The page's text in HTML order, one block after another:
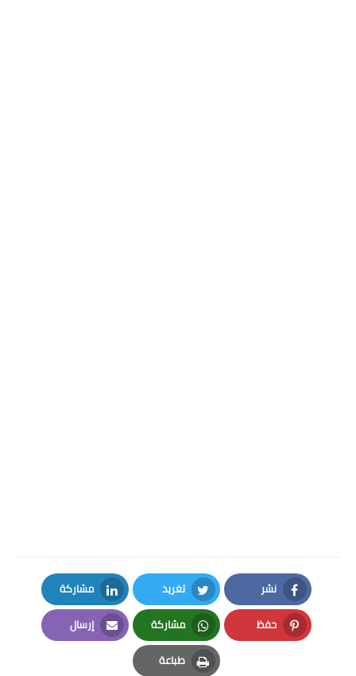
نشر
Facebook
تغريد
Twitter
مشاركة
LinkedIn
حفظ
Pinterest
مشاركة
Whatsapp
إرسال
Email
طباعة